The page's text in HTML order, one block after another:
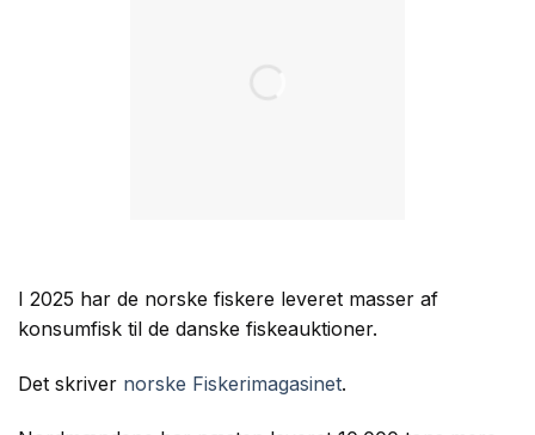
I 2025 har de norske fiskere leveret masser af
konsumfisk til de danske fiskeauktioner.
Det skriver norske Fiskerimagasinet.